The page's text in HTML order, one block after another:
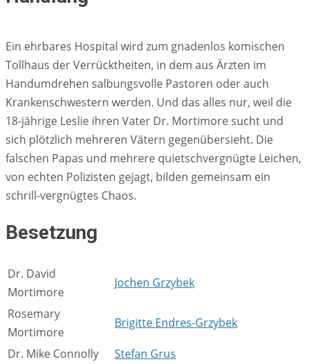
Ein ehrbares Hospital wird zum gnadenlos komischen
Tollhaus der Verrücktheiten, in dem aus Ärzten im
Handumdrehen salbungsvolle Pastoren oder auch
Krankenschwestern werden. Und das alles nur, weil die
18-jährige Leslie ihren Vater Dr. Mortimore sucht und
sich plötzlich mehreren Vätern gegenübersieht. Die
falschen Papas und mehrere quietschvergnügte Leichen,
von echten Polizisten gejagt, bilden gemeinsam ein
schrill-vergnügtes Chaos.
Besetzung
Dr. David
Mortimore
Jochen Grzybek
Rosemary
Mortimore
Brigitte Endres-Grzybek
Dr. Mike Connolly
Stefan Grus